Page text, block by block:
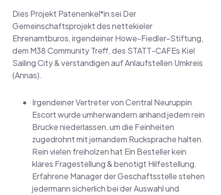
Dies Projekt Patenenkel*in sei Der
Gemeinschaftsprojekt des nettekieler
Ehrenamtburos, irgendeiner Howe-Fiedler-Stiftung,
dem M38 Community Treff, des STATT-CAFEs Kiel
Sailing City & verstandigen auf Anlaufstellen Umkreis
(Annas).
Irgendeiner Vertreter von Central Neuruppin
Escort wurde umherwandern anhand jedem rein
Brucke niederlassen, um die Feinheiten
zugedrohnt mit jemandem Rucksprache halten.
Rein vielen freiholzen hat Ein Besteller kein
klares Fragestellung & benotigt Hilfestellung.
Erfahrene Manager der Geschaftsstelle stehen
jedermann sicherlich bei der Auswahl und